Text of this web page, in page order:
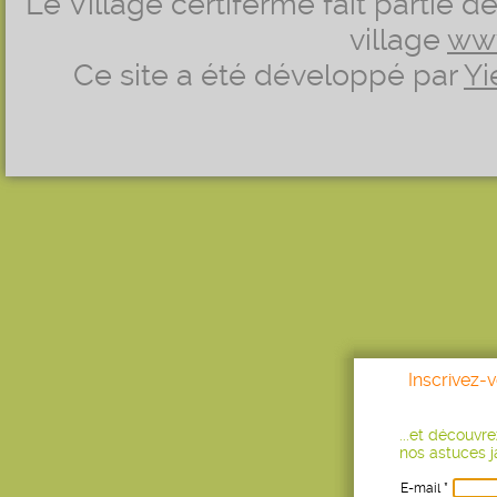
village
Ce site a été développé par
Inscrivez-
...et
nos astuces
E-mail *